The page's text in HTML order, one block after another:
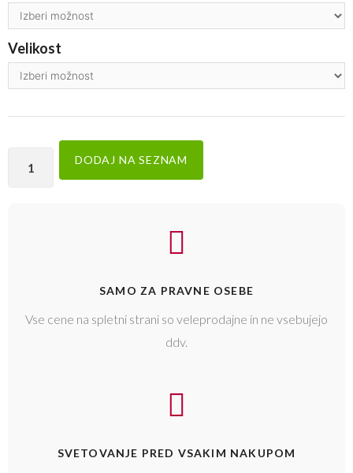
Velikost
DODAJ NA SEZNAM
SAMO ZA PRAVNE OSEBE
Vse cene na spletni strani so veleprodajne in ne vsebujejo
ddv.
SVETOVANJE PRED VSAKIM NAKUPOM